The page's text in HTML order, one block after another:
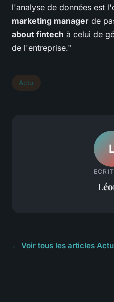
l'analyse de données est
marketing manager de
about fintech à celui de
de l'entreprise."
Actu
← Voir tous les articles Actu